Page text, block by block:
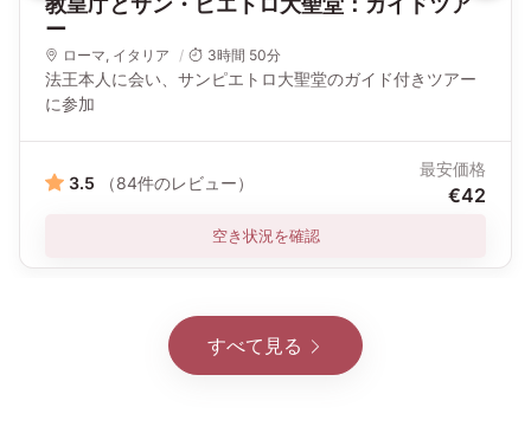
ー
ローマ , イタリア 3時間 50分
法王本人に会い、サンピエトロ大聖堂のガイド付きツアー
に参加
3.5 （84件のレビュー）
最安価格
€42
空き状況を確認
すべて見る